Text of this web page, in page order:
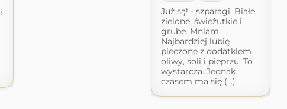
Już są! - szparagi. Białe,
zielone, świeżutkie i
grube. Mniam.
Najbardziej lubię
pieczone z dodatkiem
oliwy, soli i pieprzu. To
wystarcza. Jednak
czasem ma się (...)